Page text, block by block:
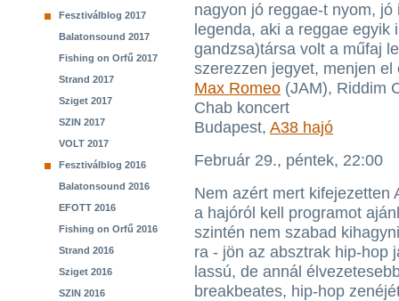
Fesztiválblog 2017
Balatonsound 2017
Fishing on Orfű 2017
Strand 2017
Sziget 2017
SZIN 2017
VOLT 2017
Fesztiválblog 2016
Balatonsound 2016
EFOTT 2016
Fishing on Orfű 2016
Strand 2016
Sziget 2016
SZIN 2016
nagyon jó reggae-t nyom,
legenda, aki a reggae
gandzsa)társa volt a műfaj
szerezzen jegyet, menjen
Max Romeo (JAM), Riddim
Chab koncert
Budapest, A38 hajó
Február 29., péntek, 22:00
Nem azért mert kifejezetten
a hajóról kell programot
szintén nem szabad
ra - jön az absztrak hip-hop
lassú, de annál
breakbeates, hip-hop